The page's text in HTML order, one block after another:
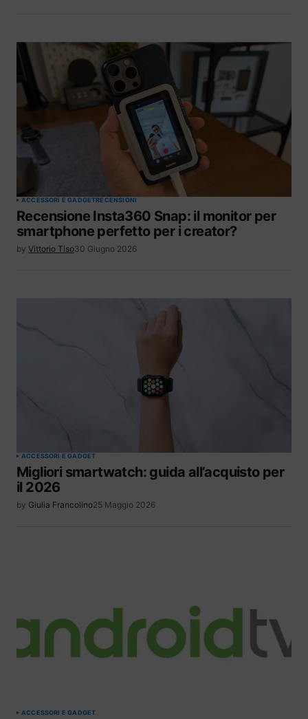
ACCESSORI E GADGETRECENSIONI
Recensione Insta360 Snap: il monitor per
smartphone perfetto per i creator?
by Vittorio Tiso30 Giugno 2026
ACCESSORI E GADGET
Migliori smartwatch: guida all’acquisto per
il 2026
by Giulia Francolino25 Maggio 2026
ACCESSORI E GADGET